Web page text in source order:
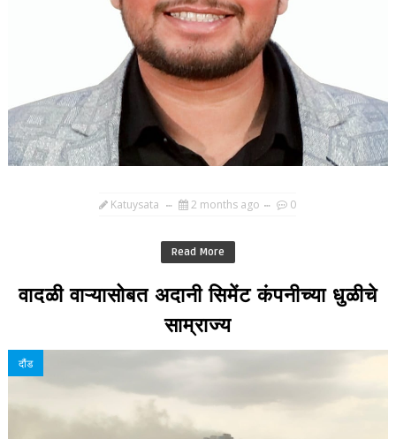
Katuysata 2 months ago 0
Read More
वादळी वाऱ्यासोबत अदानी सिमेंट कंपनीच्या धुळीचे
साम्राज्य
दौंड